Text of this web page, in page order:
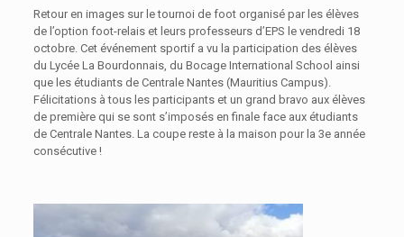
Retour en images sur le tournoi de foot organisé par les élèves
de l’option foot-relais et leurs professeurs d’EPS le vendredi 18
octobre. Cet événement sportif a vu la participation des élèves
du Lycée La Bourdonnais, du Bocage International School ainsi
que les étudiants de Centrale Nantes (Mauritius Campus).
Félicitations à tous les participants et un grand bravo aux élèves
de première qui se sont s’imposés en finale face aux étudiants
de Centrale Nantes. La coupe reste à la maison pour la 3e année
consécutive !